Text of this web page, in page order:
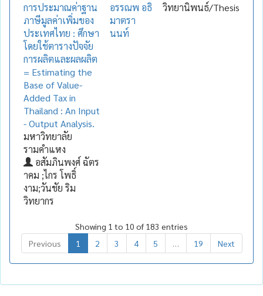
การประมาณค่าฐาน
ภาษีมูลค่าเพิ่มของ
ประเทศไทย : ศึกษา
โดยใช้ตารางปัจจัย
การผลิตและผลผลิต
= Estimating the
Base of Value-
Added Tax in
Thailand : An Input
- Output Analysis.
มหาวิทยาลัย
รามคำแหง
อสัมภินพงศ์ ฉัตร
าคม ;ไกร โพธิ์
งาม;วันชัย ริม
วิทยากร
อรรณพ อธิ
มาตรา
นนท์
วิทยานิพนธ์/Thesis
Showing 1 to 10 of 183 entries
Previous
1 2 3 4 5 19 Next